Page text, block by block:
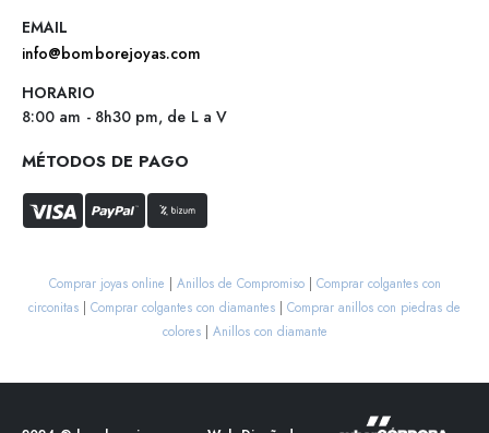
EMAIL
info@bomborejoyas.com
HORARIO
8:00 am - 8h30 pm, de L a V
MÉTODOS DE PAGO
Comprar joyas online | Anillos de Compromiso| Comprar colgantes con
circonitas | Comprar colgantes con diamantes | Comprar anillos con piedras de
colores| Anillos con diamante